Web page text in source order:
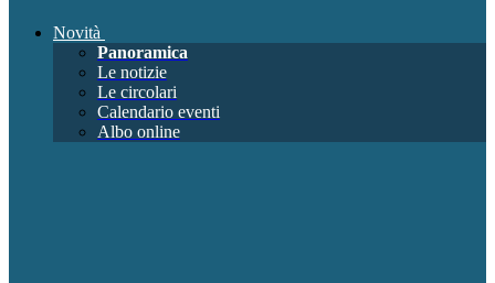
Novità
Panoramica
Le notizie
Le circolari
Calendario eventi
Albo online